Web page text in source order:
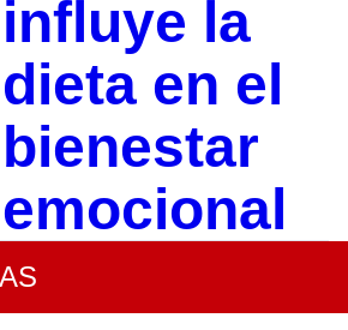
influye la
dieta en el
bienestar
emocional